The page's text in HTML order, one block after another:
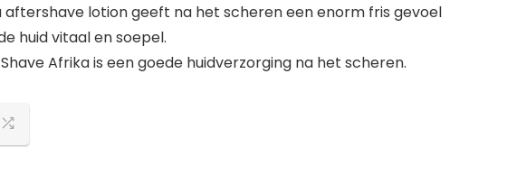
aftershave lotion geeft na het scheren een enorm fris gevoel
huid vitaal en soepel.
Afrika is een goede huidverzorging na het scheren.